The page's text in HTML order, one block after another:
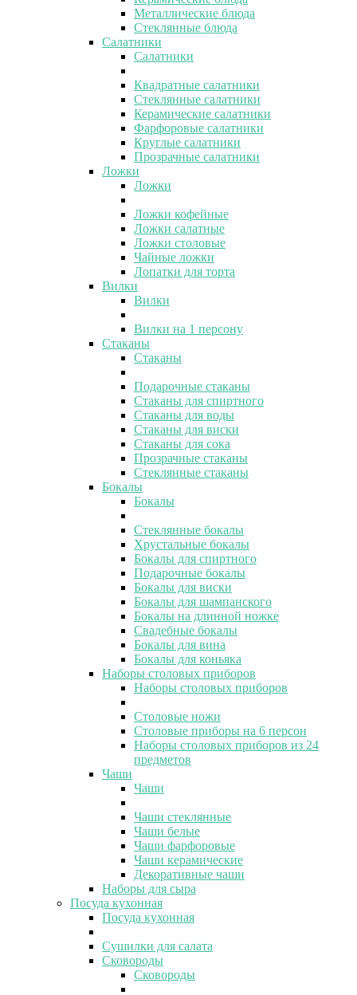
Металлические блюда
Стеклянные блюда
Салатники
Салатники
Квадратные салатники
Стеклянные салатники
Керамические салатники
Фарфоровые салатники
Круглые салатники
Прозрачные салатники
Ложки
Ложки
Ложки кофейные
Ложки салатные
Ложки столовые
Чайные ложки
Лопатки для торта
Вилки
Вилки
Вилки на 1 персону
Стаканы
Стаканы
Подарочные стаканы
Стаканы для спиртного
Стаканы для воды
Стаканы для виски
Стаканы для сока
Прозрачные стаканы
Стеклянные стаканы
Бокалы
Бокалы
Стеклянные бокалы
Хрустальные бокалы
Бокалы для спиртного
Подарочные бокалы
Бокалы для виски
Бокалы для шампанского
Бокалы на длинной ножке
Свадебные бокалы
Бокалы для вина
Бокалы для коньяка
Наборы столовых приборов
Наборы столовых приборов
Столовые ножи
Столовые приборы на 6 персон
Наборы столовых приборов из 24
предметов
Чаши
Чаши
Чаши стеклянные
Чаши белые
Чаши фарфоровые
Чаши керамические
Декоративные чаши
Наборы для сыра
Посуда кухонная
Посуда кухонная
Сушилки для салата
Сковороды
Сковороды